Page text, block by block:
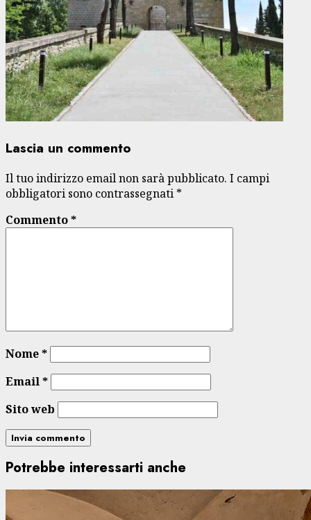
Lascia un commento
Il tuo indirizzo email non sarà pubblicato. I campi
obbligatori sono contrassegnati *
Commento*
Nome*
Email*
Sito web
Potrebbe interessarti anche